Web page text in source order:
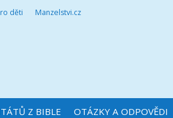
děti Manzelstvi.cz
Z BIBLE OTÁZKY A ODPOVĚDI